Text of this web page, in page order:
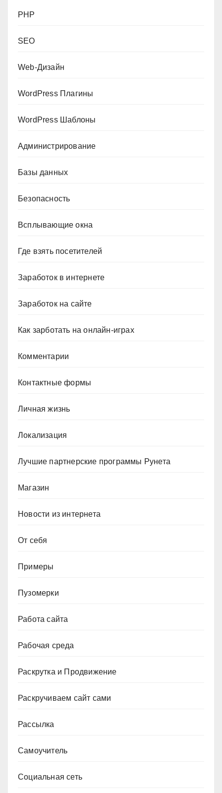
PHP
SEO
Web-Дизайн
WordPress Плагины
WordPress Шаблоны
Администрирование
Базы данных
Безопасность
Всплывающие окна
Где взять посетителей
Заработок в интернете
Заработок на сайте
Как зарботать на онлайн-играх
Комментарии
Контактные формы
Личная жизнь
Локализация
Лучшие партнерские программы Рунета
Магазин
Новости из интернета
От себя
Примеры
Пузомерки
Работа сайта
Рабочая среда
Раскрутка и Продвижение
Раскручиваем сайт сами
Рассылка
Самоучитель
Социальная сеть